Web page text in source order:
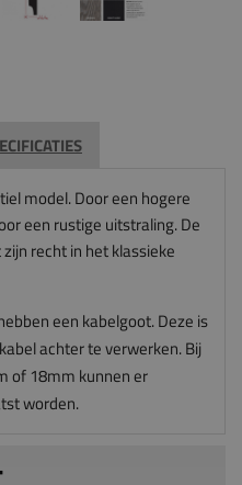
model. Door een hogere
een rustige uitstraling. De
recht in het klassieke
een kabelgoot. Deze is
achter te verwerken. Bij
of 18mm kunnen er
worden.